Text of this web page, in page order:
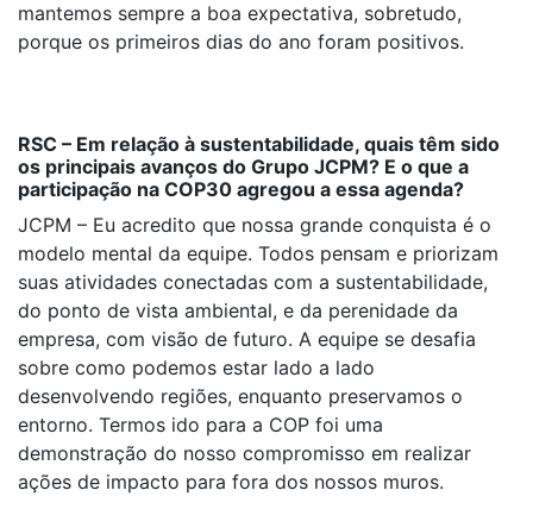
mantemos sempre a boa expectativa, sobretudo,
porque os primeiros dias do ano foram positivos.
RSC – Em relação à sustentabilidade, quais têm sido
os principais avanços do Grupo JCPM? E o que a
participação na COP30 agregou a essa agenda?
JCPM – Eu acredito que nossa grande conquista é o
modelo mental da equipe. Todos pensam e priorizam
suas atividades conectadas com a sustentabilidade,
do ponto de vista ambiental, e da perenidade da
empresa, com visão de futuro. A equipe se desafia
sobre como podemos estar lado a lado
desenvolvendo regiões, enquanto preservamos o
entorno. Termos ido para a COP foi uma
demonstração do nosso compromisso em realizar
ações de impacto para fora dos nossos muros.